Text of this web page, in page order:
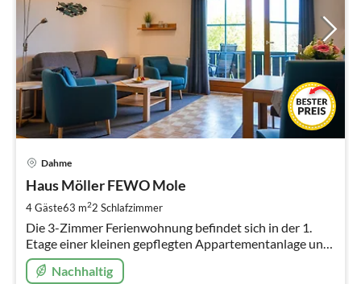
Dahme
Haus Möller FEWO Mole
4 Gäste63 m22 Schlafzimmer
Die 3-Zimmer Ferienwohnung befindet sich in der 1.
Etage einer kleinen gepflegten Appartementanlage und
liegt in einer Anliegerstraße nur ca. 200 m entfernt
gelegen vom Strand.
Nachhaltig